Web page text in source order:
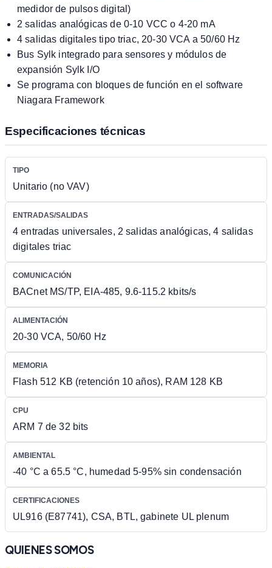
medidor de pulsos digital)
2 salidas analógicas de 0-10 VCC o 4-20 mA
4 salidas digitales tipo triac, 20-30 VCA a 50/60 Hz
Bus Sylk integrado para sensores y módulos de
expansión Sylk I/O
Se programa con bloques de función en el software
Niagara Framework
Especificaciones técnicas
TIPO
Unitario (no VAV)
ENTRADAS/SALIDAS
4 entradas universales, 2 salidas analógicas, 4 salidas
digitales triac
COMUNICACIÓN
BACnet MS/TP, EIA-485, 9.6-115.2 kbits/s
ALIMENTACIÓN
20-30 VCA, 50/60 Hz
MEMORIA
Flash 512 KB (retención 10 años), RAM 128 KB
CPU
ARM 7 de 32 bits
AMBIENTAL
-40 °C a 65.5 °C, humedad 5-95% sin condensación
CERTIFICACIONES
UL916 (E87741), CSA, BTL, gabinete UL plenum
QUIENES SOMOS